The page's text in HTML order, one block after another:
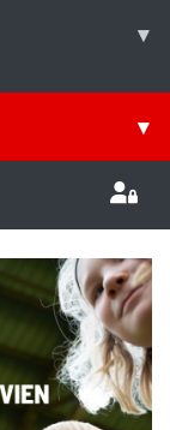
▾
▾